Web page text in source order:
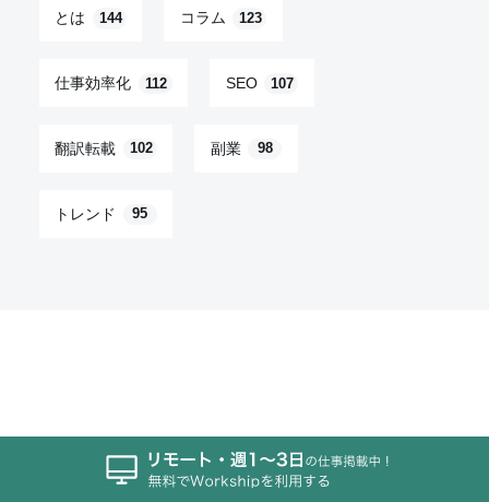
とは 144 コラム 123
仕事効率化 112 SEO 107
翻訳転載 102 副業 98
トレンド 95